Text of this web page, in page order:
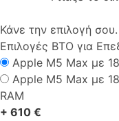
Κάνε την επιλογή σου.
Επιλογές ΒΤΟ για
Apple M5 Max με
Apple M5 Max με
RAM
+ 610 €